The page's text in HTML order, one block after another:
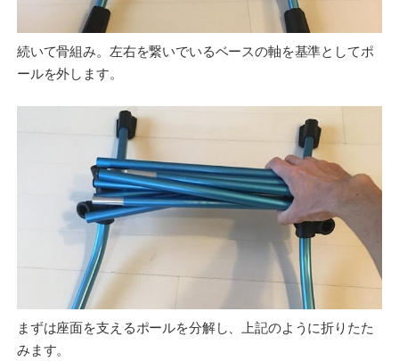
続いて骨組み。左右を繋いでいるベースの軸を基準としてポ
ールを外します。
まずは座面を支えるポールを分解し、上記のように折りたた
みます。